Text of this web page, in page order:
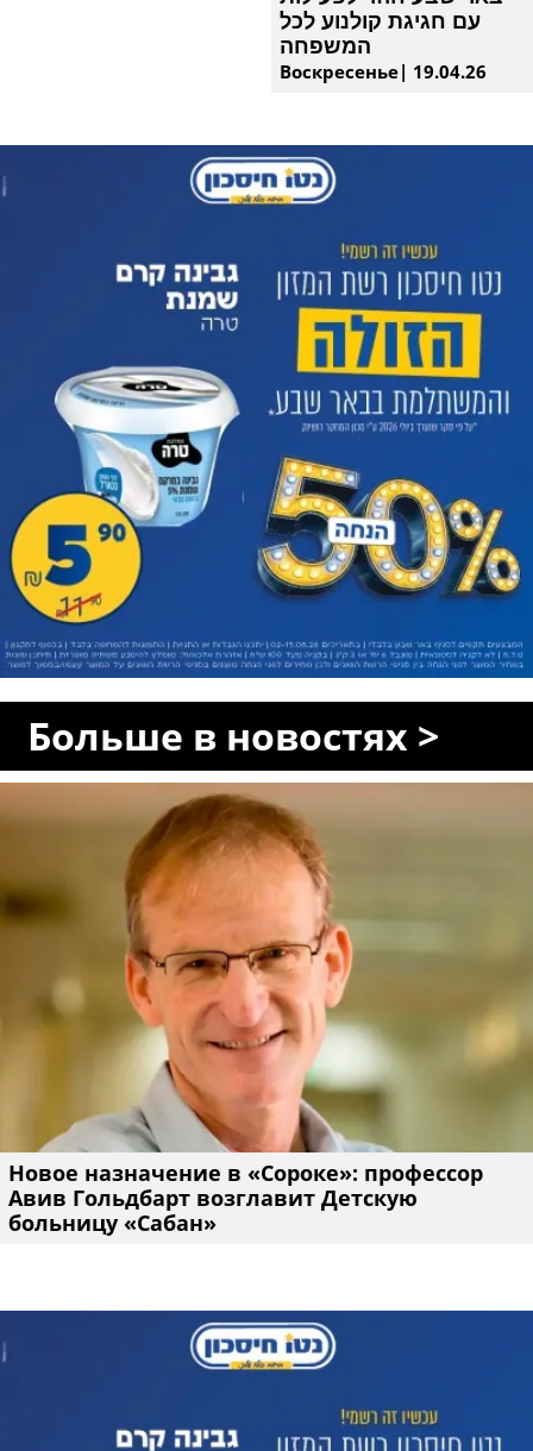
עם חגיגת קולנוע לכל
המשפחה
Воскресенье| 19.04.26
Больше в новостях >
Новое назначение в «Сороке»: профессор
Авив Гольдбарт возглавит Детскую
больницу «Сабан»